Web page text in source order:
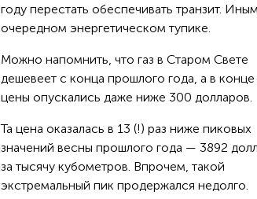
году перестать обеспечивать транзит.
очередном энергетическом тупике.
Можно напомнить, что газ в Старом Свете
дешевеет с конца прошлого года, а в
цены опускались даже ниже 300 долларов.
Та цена оказалась в 13 (!) раз ниже пиковых
значений весны прошлого года — 3892
за тысячу кубометров. Впрочем, такой
экстремальный пик продержался недолго.